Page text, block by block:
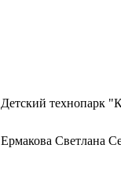
Детский технопарк
Ермакова Светлана